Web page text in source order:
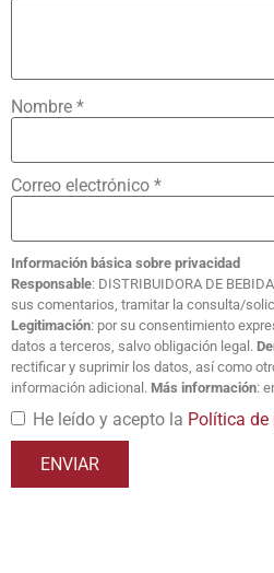
Nombre *
Correo electrónico *
Información básica sobre privacidad
Responsable: DISTRIBUIDORA DE
sus comentarios, tramitar la consulta/
Legitimación: por su consentimiento
datos a terceros, salvo obligación legal.
rectificar y suprimir los datos, así como
información adicional. Más información:
He leído y acepto la Política de